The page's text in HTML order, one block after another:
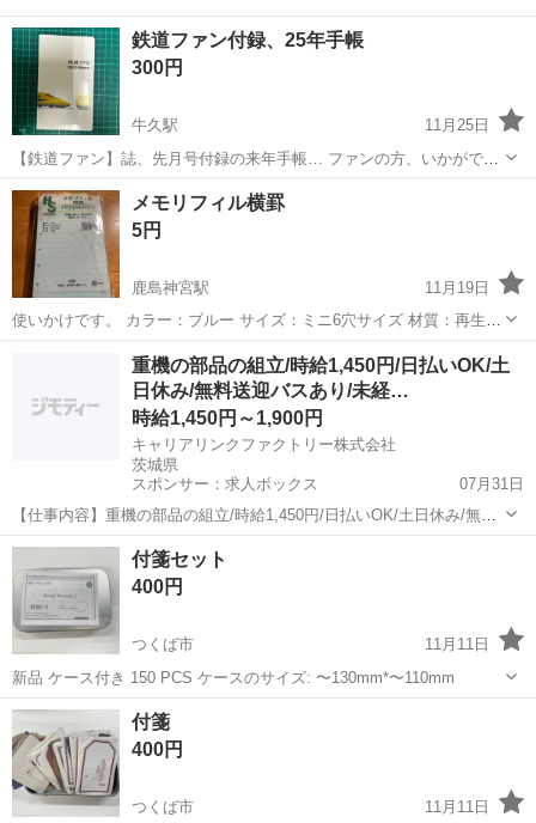
鉄道ファン付録、25年手帳
300円
牛久駅
11月25日
【鉄道ファン】誌、先月号付録の来年手帳… ファンの方、いかがです
か？
茨城 牛久市 牛久駅 手帳
メモリフィル横罫
5円
鹿島神宮駅
11月19日
使いかけです。 カラー：ブルー サイズ：ミニ6穴サイズ 材質：再生上
質紙 入数：100枚ちょっと？ 発売元：(株)東急ハンズ
神栖市 鹿島神宮駅 手帳 メモリ
重機の部品の組立/時給1,450円/日払いOK/土
日休み/無料送迎バスあり/未経…
時給1,450円～1,900円
キャリアリンクファクトリー株式会社
茨城県
スポンサー：求人ボックス
07月31日
【仕事内容】重機の部品の組立/時給1,450円/日払いOK/土日休み/無料
送迎バスあり/未経験OK/履歴書不要 <給与> 時給1450円～1900円 <勤
務地> 茨城県 稲敷郡阿見町 「社員を企業に派遣して終わり」ではあり
ません/...
アルバイト・パート
付箋セット
400円
つくば市
11月11日
新品 ケース付き 150 PCS ケースのサイズ: 〜130mm*〜110mm
茨城 つくば市
付箋
400円
つくば市
11月11日